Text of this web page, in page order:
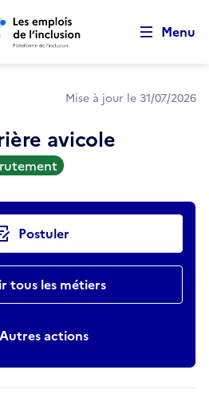
au contenu principal
Menu
Mise à jour le 31/07/2026
avicole
Postuler
tous les métiers
Autres actions